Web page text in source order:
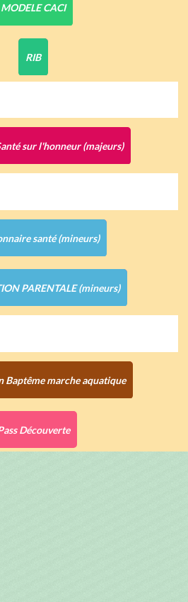
MODELE CACI
RIB
sur l'honneur (majeurs)
santé (mineurs)
PARENTALE (mineurs)
Baptême marche aquatique
Découverte